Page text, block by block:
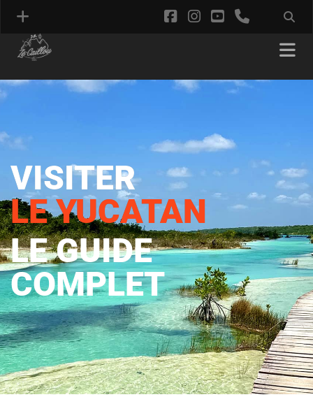
VISITER
LE YUCATAN
LE GUIDE
COMPLET